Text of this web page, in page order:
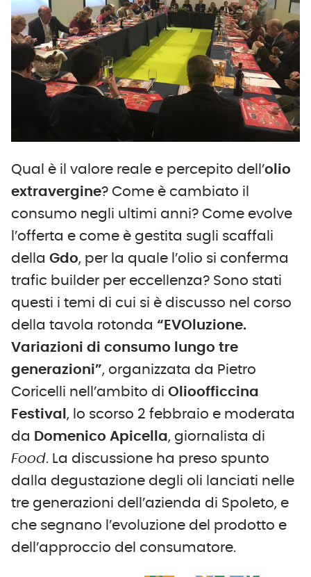
Qual è il valore reale e percepito dell’olio
extravergine? Come è cambiato il
consumo negli ultimi anni? Come evolve
l’offerta e come è gestita sugli scaffali
della Gdo, per la quale l’olio si conferma
trafic builder per eccellenza? Sono stati
questi i temi di cui si è discusso nel corso
della tavola rotonda “EVOluzione.
Variazioni di consumo lungo tre
generazioni”, organizzata da Pietro
Coricelli nell’ambito di Olioofficcina
Festival , lo scorso 2 febbraio e moderata
da Domenico Apicella, giornalista di
Food. La discussione ha preso spunto
dalla degustazione degli oli lanciati nelle
tre generazioni dell’azienda di Spoleto, e
che segnano l’evoluzione del prodotto e
dell’approccio del consumatore.